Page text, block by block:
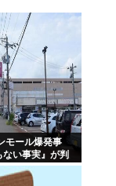
で分析した結...
しい。
子TSK17に...
少年への影響を...
モール爆発事
い事実』が判
・・・・・